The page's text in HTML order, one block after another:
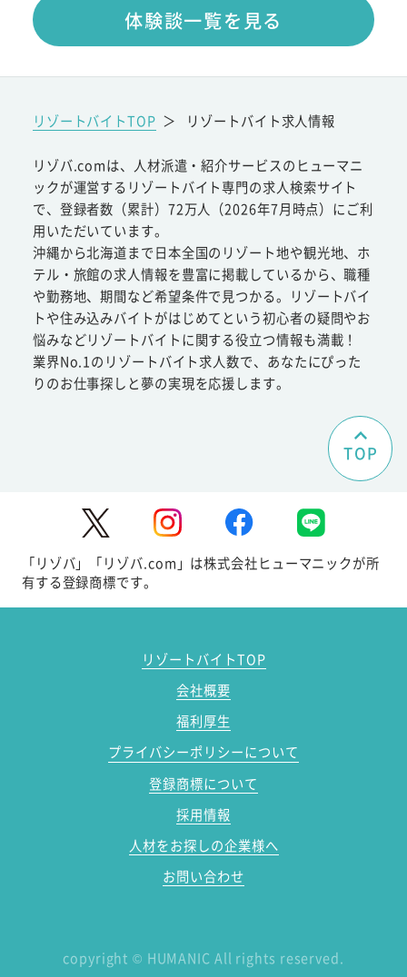
体験談一覧を見る
リゾートバイトTOP ＞ リゾートバイト求人情報
リゾバ.comは、人材派遣・紹介サービスのヒューマニ
ックが運営するリゾートバイト専門の求人検索サイト
で、登録者数（累計）72万人（2026年7月時点）にご利
用いただいています。
沖縄から北海道まで日本全国のリゾート地や観光地、ホ
テル・旅館の求人情報を豊富に掲載しているから、職種
や勤務地、期間など希望条件で見つかる。リゾートバイ
トや住み込みバイトがはじめてという初心者の疑問やお
悩みなどリゾートバイトに関する役立つ情報も満載！
業界No.1のリゾートバイト求人数で、あなたにぴった
りのお仕事探しと夢の実現を応援します。
TOP
「リゾバ」「リゾバ.com」は株式会社ヒューマニックが所
有する登録商標です。
リゾートバイトTOP
会社概要
福利厚生
プライバシーポリシーについて
登録商標について
採用情報
人材をお探しの企業様へ
お問い合わせ
copyright © HUMANIC All rights reserved.